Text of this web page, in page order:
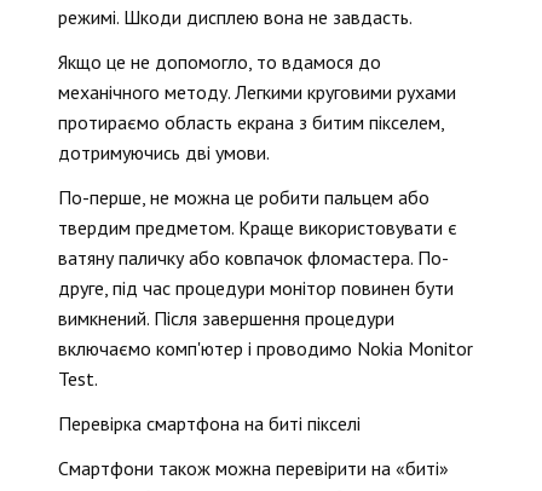
режимі. Шкоди дисплею вона не завдасть.
Якщо це не допомогло, то вдамося до
механічного методу. Легкими круговими рухами
протираємо область екрана з битим пікселем,
дотримуючись дві умови.
По-перше, не можна це робити пальцем або
твердим предметом. Краще використовувати є
ватяну паличку або ковпачок фломастера. По-
друге, під час процедури монітор повинен бути
вимкнений. Після завершення процедури
включаємо комп'ютер і проводимо Nokia Monitor
Test.
Перевірка смартфона на биті пікселі
Смартфони також можна перевірити на «биті»